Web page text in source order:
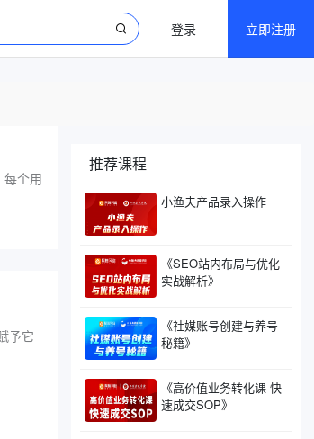
登录 立即注册
每个用
予它
推荐课程
小渔夫产品录入操作
《SEO站内布局与优化
实战解析》
《社媒账号创建与养号
秘籍》
《高价值业务转化课 快
速成交SOP》